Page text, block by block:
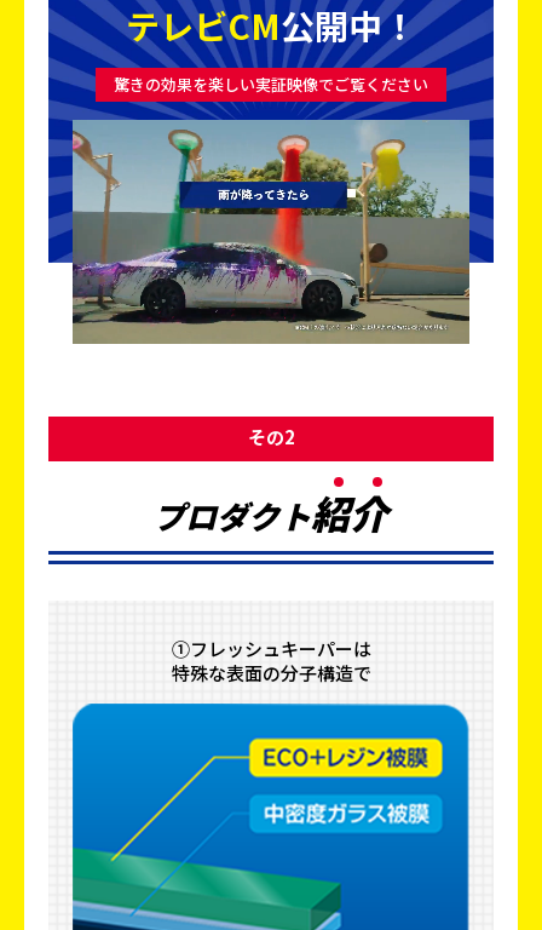
テレビCM公開中！
驚きの効果を楽しい実証映像でご覧ください
その2
プロダクト紹介
①フレッシュキーパーは
特殊な表面の分子構造で